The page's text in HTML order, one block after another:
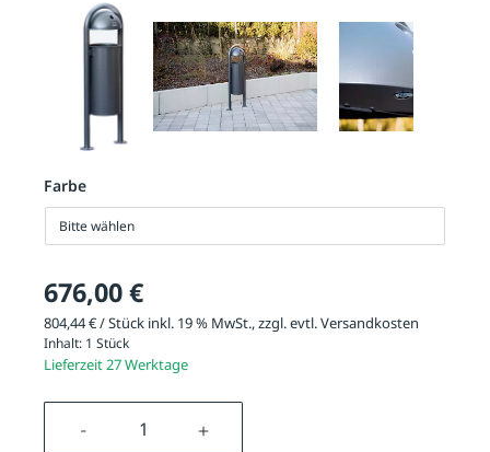
Farbe
Bitte wählen
676,00 €
804,44 € / Stück inkl. 19 % MwSt., zzgl. evtl.Versandkosten
Inhalt: 1 Stück
Lieferzeit 27 Werktage
Produkt Anzahl: Gib den